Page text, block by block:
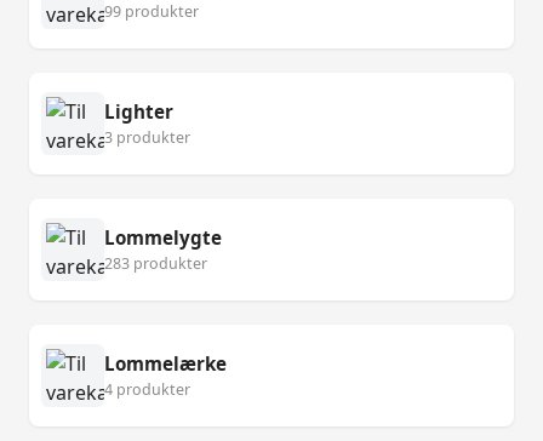
99 produkter
Lighter
3 produkter
Lommelygte
283 produkter
Lommelærke
4 produkter